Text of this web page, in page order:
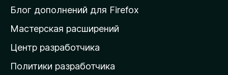
и
а
д
о
Блог дополнений для Firefox
Мастерская расширений
Центр разработчика
Политики разработчика